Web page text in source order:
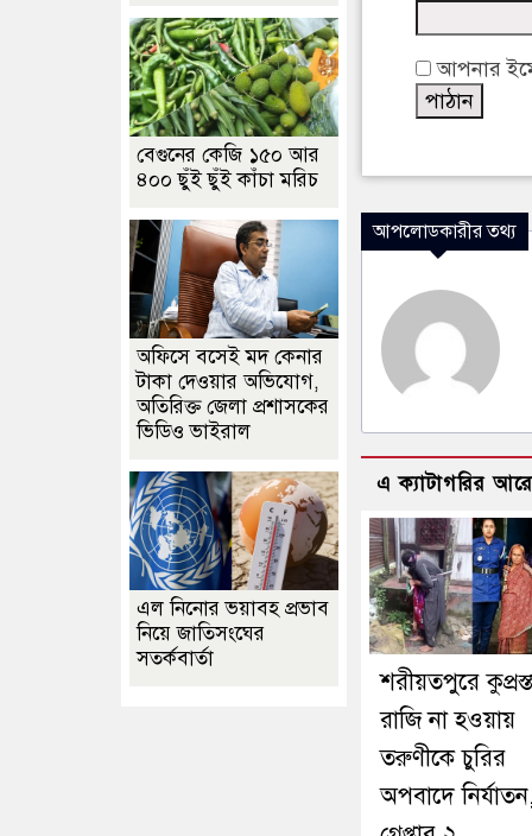
আপনার
আপলোডকারীর তথ্য
এ ক্যাটাগরির
শরীয়তপুরে
রাজি না হওয়ায়
তরুণীকে চুরির
অপবাদে নির্যাতন,
বেগুনের কেজি ১৫০ আর
৪০০ ছুঁই ছুঁই কাঁচা মরিচ
অফিসে বসেই মদ কেনার
টাকা দেওয়ার অভিযোগ,
অতিরিক্ত জেলা প্রশাসকের
ভিডিও ভাইরাল
এল নিনোর ভয়াবহ প্রভাব
নিয়ে জাতিসংঘের
সতর্কবার্তা